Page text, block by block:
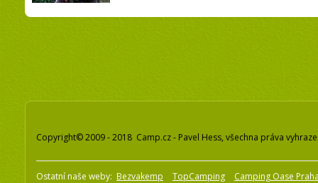
Copyright© 2009 - 2018 Camp.cz - Pavel Hess, všechna práva
Ostatní naše weby: Bezvakemp TopCamping Camping Oase